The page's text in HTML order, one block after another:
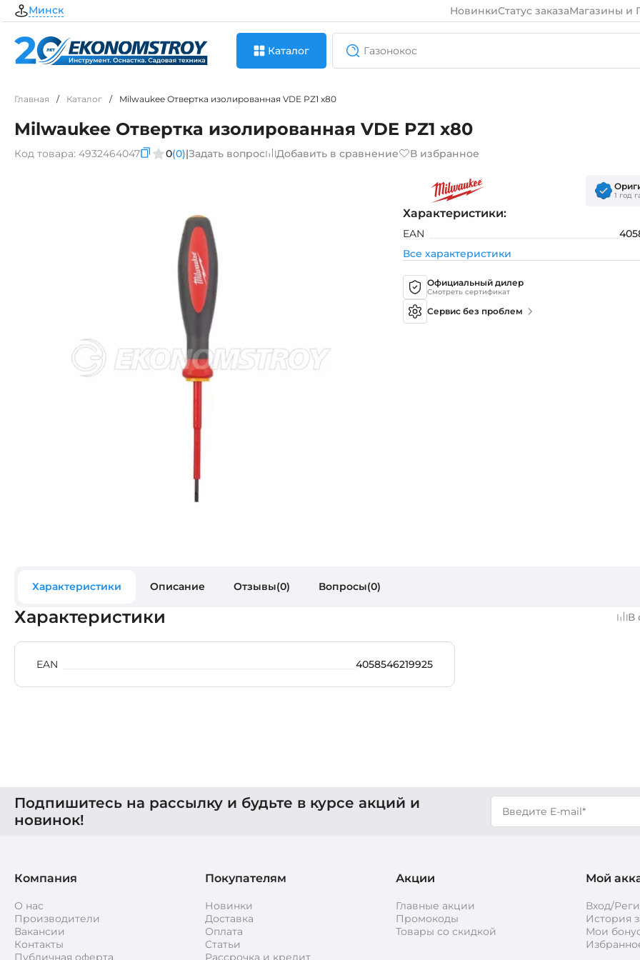
Минск НовинкиСтатус заказаМагазины и
Каталог
Главная / Каталог / Milwaukee Отвертка изолированная VDE PZ1 x80
Milwaukee Отвертка изолированная VDE PZ1 x80
Код товара: 4932464047 0(0)|Задать вопрос Добавить в сравнение В избранное
1 год
Характеристики:
EAN
Все характеристики
Официальный дилер
Смотреть сертификат
Сервис без проблем
Характеристики Описание Отзывы(0) Вопросы(0)
Характеристики В
EAN 4058546219925
Подпишитесь на рассылку и будьте в курсе акций и
новинок!
Компания
О нас
Производители
Вакансии
Контакты
Публичная оферта
Покупателям
Новинки
Доставка
Оплата
Статьи
Рассрочка и кредит
Акции
Главные акции
Промокоды
Товары со скидкой
Мой
Вход/
История
Мои